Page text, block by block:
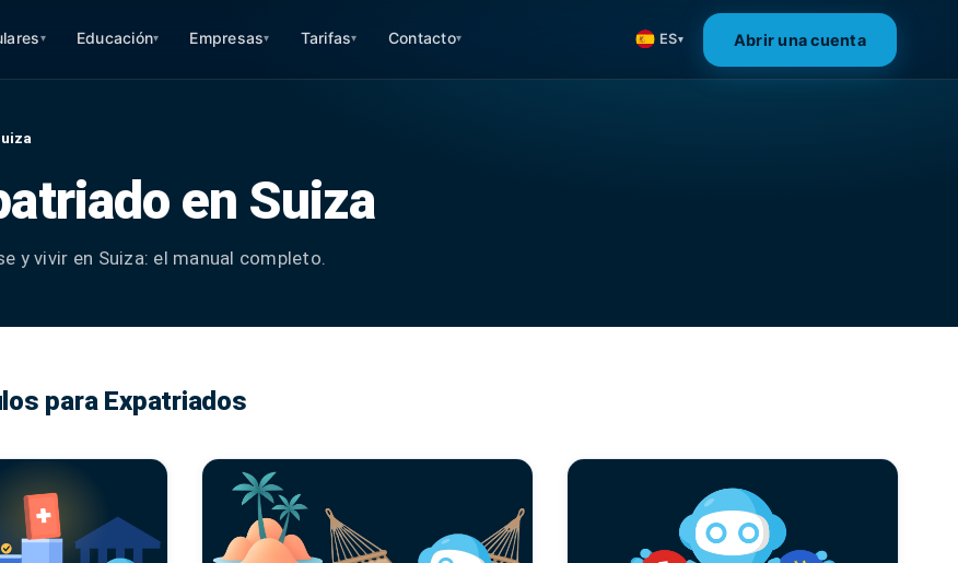
▾ Educación▾ Empresas▾ Tarifas▾ Contacto▾ ES▾ Abrir una cuenta
en Suiza
y vivir en Suiza: el manual completo.
para Expatriados